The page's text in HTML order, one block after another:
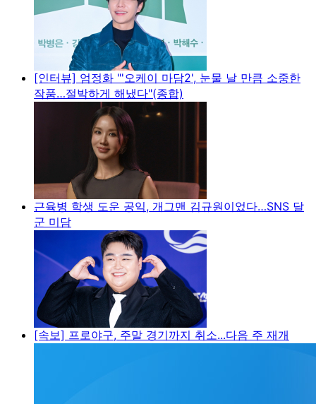
[인터뷰] 엄정화 "'오케이 마담2', 눈물 날 만큼 소중한
작품…절박하게 해냈다"(종합)
근육병 학생 도운 공익, 개그맨 김규원이었다…SNS 달
군 미담
[속보] 프로야구, 주말 경기까지 취소...다음 주 재개